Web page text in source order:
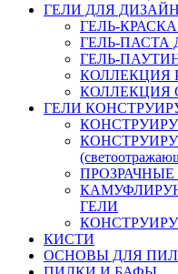
ГЕЛИ ДЛЯ
ГЕЛЬ-
ГЕЛЬ-ПАСТА
ГЕЛЬ-
КОЛЛЕКЦИЯ
КОЛЛЕКЦИЯ
ГЕЛИ
ГЕЛИ
КИСТИ
ОСНОВЫ ДЛЯ